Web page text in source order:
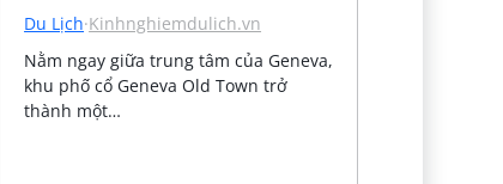
Du Lịch·Kinhnghiemdulich.vn
Nằm ngay giữa trung tâm của Geneva,
khu phố cổ Geneva Old Town trở
thành một…